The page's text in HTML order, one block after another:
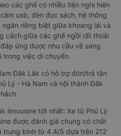
các ghế có nhiều tiện nghi hiện
usb, đèn đọc sách, hệ thống
riêng biệt giữa khoang lái và
cách giữa các ghế ngồi rất thoải
ứng được nhu cầu về sang
trong việc di chuyển.
Đắk Lắk có hỗ trợ đón/trả tận
Lý - Hà Nam và nội thành Đắk
limousine tốt nhất: Xe từ Phủ Lý
được đánh giá chung có chất
trung bình từ 4.4/5 dựa trên 212